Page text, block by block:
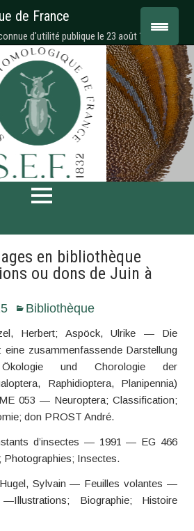
de France
d'utilité publique le 23 août 1878
en bibliothèque
ou dons de Juin à
Bibliothèque
Herbert; Aspöck, Ulrike — Die
eine zusammenfassende Darstellung
und Chorologie der
Raphidioptera, Planipennia)
053 — Neuroptera; Classification;
don PROST André.
d’insectes — 1991 — EG 466
Photographies; Insectes.
Sylvain — Feuilles volantes —
Biographie; Histoire